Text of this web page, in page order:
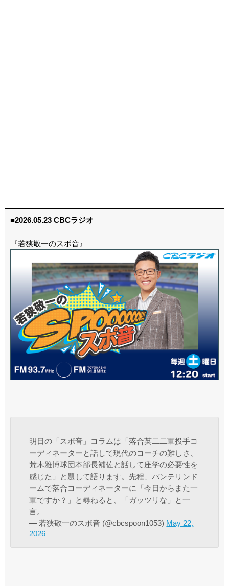
■2026.05.23 CBCラジオ
『若狭敬一のスポ音』
明日の「スポ音」コラムは「落合英二二軍投手コ
ーディネーターと話して現代のコーチの難しさ、
荒木雅博球団本部長補佐と話して座学の必要性を
感じた」と題して語ります。先程、バンテリンド
ームで落合コーディネーターに「今日からまた一
軍ですか？」と尋ねると、「ガッツリな」と一
言。
— 若狭敬一のスポ音 (@cbcspoon1053) May 22,
2026